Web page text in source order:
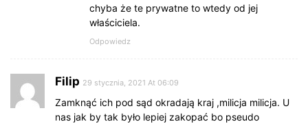
chyba że te prywatne to wtedy od jej
właściciela.
Odpowiedz
Filip 29 stycznia, 2021 At 06:09
Zamknąć ich pod sąd okradają kraj ,milicja milicja. U
nas jak by tak było lepiej zakopać bo pseudo